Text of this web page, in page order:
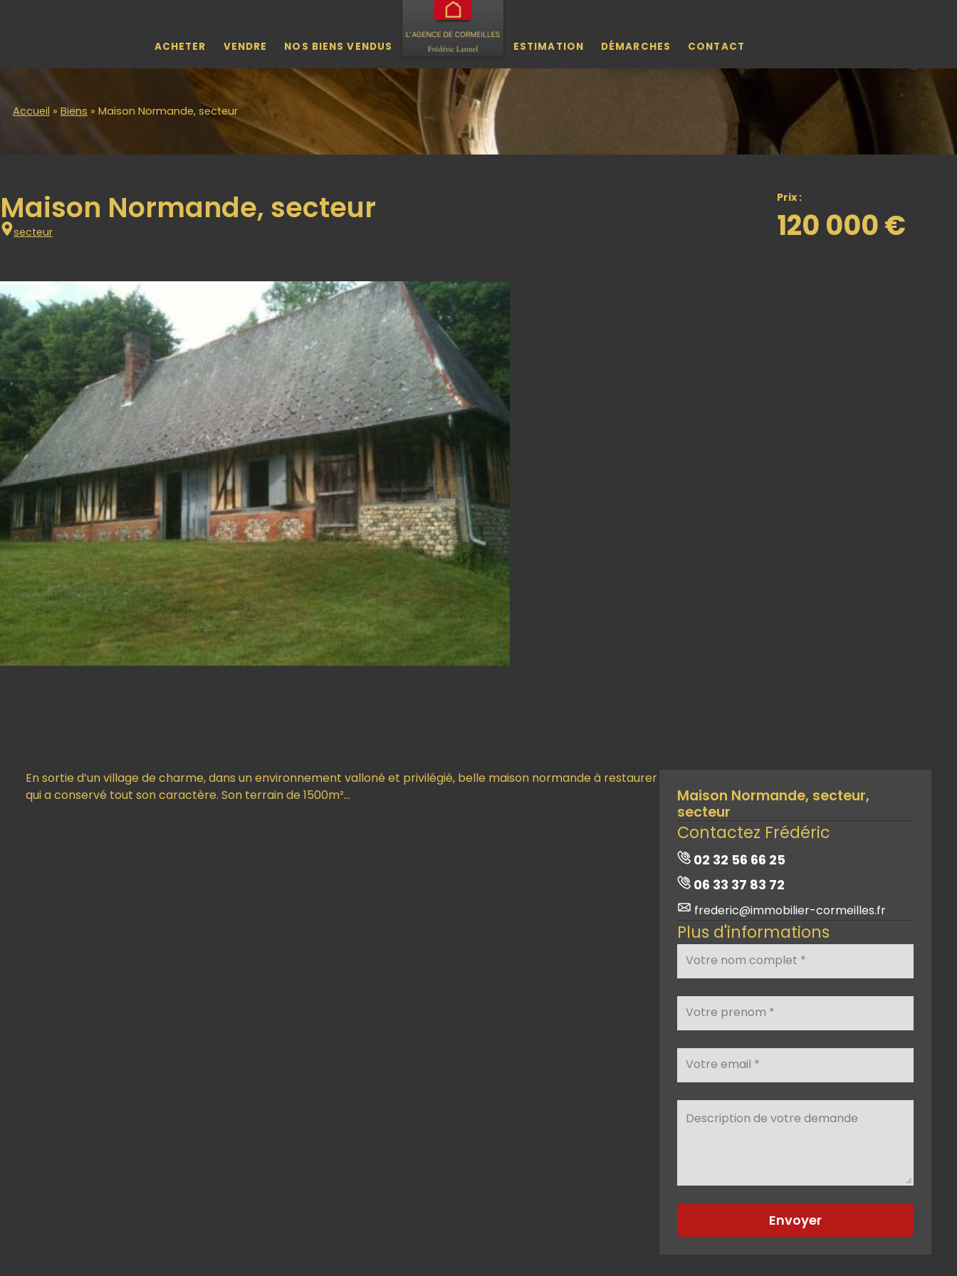
ACHETER VENDRE NOS BIENS VENDUS ESTIMATION DÉMARCHES CONTACT
Accueil » Biens » Maison Normande, secteur
Maison Normande, secteur
secteur
Prix :
120 000 €
En sortie d’un village de charme, dans un environnement valloné et privilégié, belle maison normande à restaurer
qui a conservé tout son caractère. Son terrain de 1500m²…
Maison Normande, secteur,
secteur
Contactez Frédéric
02 32 56 66 25
06 33 37 83 72
frederic@immobilier-cormeilles.fr
Plus d'informations
Envoyer